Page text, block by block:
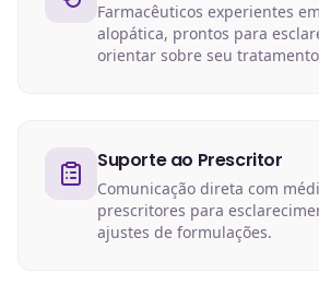
Farmacêuticos experientes
alopática, prontos para
orientar sobre seu
Suporte ao Prescritor
Comunicação direta com
prescritores para
ajustes de formulações.